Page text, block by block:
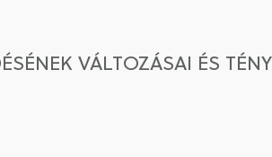
VÁLTOZÁSAI ÉS